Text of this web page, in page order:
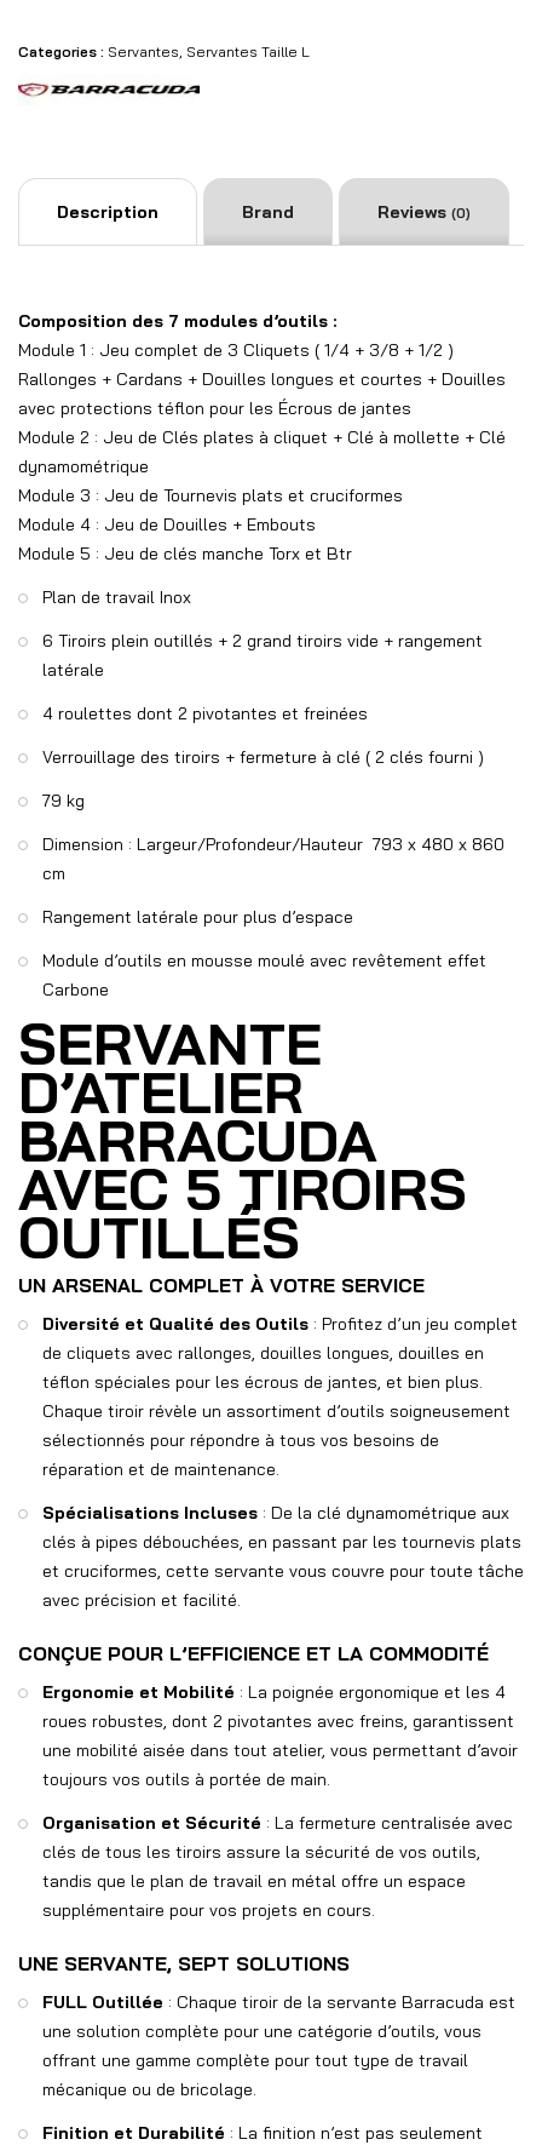
Categories : Servantes Servantes Taille L
Description Brand Reviews (0)
Composition des 7 modules d’outils :
Module 1 : Jeu complet de 3 Cliquets ( 1/4 + 3/8 + 1/2 )
Rallonges + Cardans + Douilles longues et courtes + Douilles
avec protections téflon pour les Écrous de jantes
Module 2 : Jeu de Clés plates à cliquet + Clé à mollette + Clé
dynamométrique
Module 3 : Jeu de Tournevis plats et cruciformes
Module 4 : Jeu de Douilles + Embouts
Module 5 : Jeu de clés manche Torx et Btr
Plan de travail Inox
6 Tiroirs plein outillés + 2 grand tiroirs vide + rangement
latérale
4 roulettes dont 2 pivotantes et freinées
Verrouillage des tiroirs + fermeture à clé ( 2 clés fourni )
79 kg
Dimension : Largeur/Profondeur/Hauteur 793 x 480 x 860
cm
Rangement latérale pour plus d’espace
Module d’outils en mousse moulé avec revêtement effet
Carbone
SERVANTE
D’ATELIER
BARRACUDA
AVEC 5 TIROIRS
OUTILLÉS
UN ARSENAL COMPLET À VOTRE SERVICE
Diversité et Qualité des Outils : Profitez d’un jeu complet
de cliquets avec rallonges, douilles longues, douilles en
téflon spéciales pour les écrous de jantes, et bien plus.
Chaque tiroir révèle un assortiment d’outils soigneusement
sélectionnés pour répondre à tous vos besoins de
réparation et de maintenance.
Spécialisations Incluses : De la clé dynamométrique aux
clés à pipes débouchées, en passant par les tournevis plats
et cruciformes, cette servante vous couvre pour toute tâche
avec précision et facilité.
CONÇUE POUR L’EFFICIENCE ET LA COMMODITÉ
Ergonomie et Mobilité : La poignée ergonomique et les 4
roues robustes, dont 2 pivotantes avec freins, garantissent
une mobilité aisée dans tout atelier, vous permettant d’avoir
toujours vos outils à portée de main.
Organisation et Sécurité : La fermeture centralisée avec
clés de tous les tiroirs assure la sécurité de vos outils,
tandis que le plan de travail en métal offre un espace
supplémentaire pour vos projets en cours.
UNE SERVANTE, SEPT SOLUTIONS
FULL Outillée : Chaque tiroir de la servante Barracuda est
une solution complète pour une catégorie d’outils, vous
offrant une gamme complète pour tout type de travail
mécanique ou de bricolage.
Finition et Durabilité : La finition n’est pas seulement